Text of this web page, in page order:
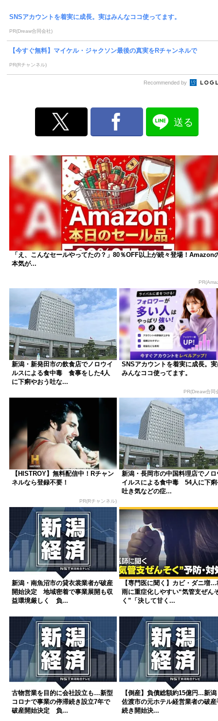
SNSアカウントを着実に成長。実はみんなココ使ってます。
PR(Dreaw合同会社)
【今すぐ無料】マイケル・ジャクソン最後の真実をRチャンネルで
PR(Rチャンネル)
Recommended by
送る
「え、こんなセールやってたの？」80％OFF以上が続々登場！Amazon
本気が...
新潟・新発田市の飲食店でノロウイ
ルスによる食中毒 食事をした4人
に下痢やおう吐な...
SNSアカウントを着実に成長。
みんなココ使ってます。
PR(Dreaw合同
【HISTROY】無料配信中！Rチャン
ネルなら登録不要！
PR(Rチャンネル)
新潟・長岡市の中国料理店でノロ
イルスによる食中毒 54人に下痢
吐き気などの症...
新潟・南魚沼市の貸衣裳業者が破産
開始決定 地域密着で事業展開も収
益環境厳しく 負...
【専門医に聞く】カビ・ダニ増…
雨に重症化しやすい“気管支ぜん
く”「決して甘く...
古物営業を目的に会社設立も…新型
コロナで事業の停滞続き設立7年で
破産開始決定 負...
【倒産】負債総額約15億円...新潟
佐渡市の元ホテル経営業者の破産
続き開始決...